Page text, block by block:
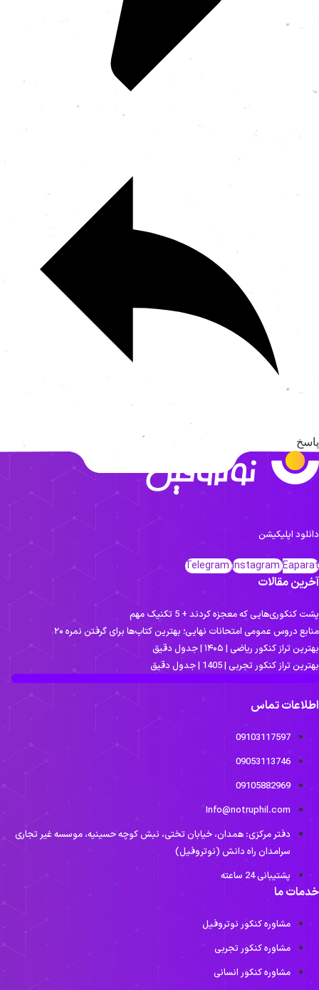
اپلیکیشن
TelegramInstagram
مقالات
کنکوری‌هایی که معجزه کردند + 5 تکنیک مهم
دروس عمومی امتحانات نهایی؛ بهترین کتاب‌ها برای گرفتن نمره ۲۰
تراز کنکور ریاضی | ۱۴۰۵ | جدول دقیق
تراز کنکور تجربی | 1405 | جدول دقیق
تماس
09103117597
09053113746
09105882969
Info@notruphil.com
دفتر مرکزی: همدان، خیابان تختی، نبش کوچه حسینیه، موسسه غیر تجاری
سرامدان راه دانش (نوتروفیل)
پشتیبانی 24 ساعته
ما
مشاوره کنکور نوتروفیل
مشاوره کنکور تجربی
مشاوره کنکور انسانی